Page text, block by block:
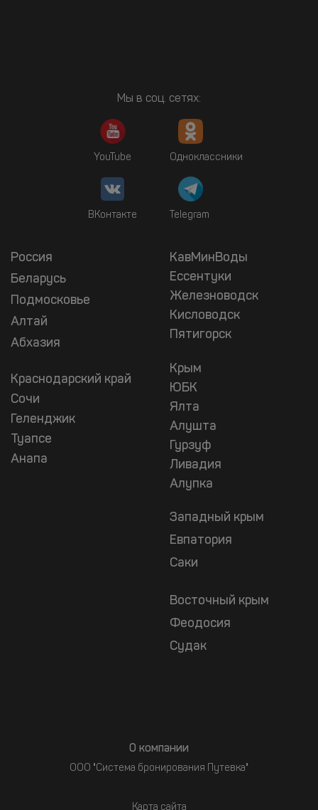
Мы в соц. сетях:
YouTube Одноклассники
ВКонтакте Telegram
Россия
Беларусь
Подмосковье
Алтай
Абхазия
Краснодарский край
Сочи
Геленджик
Туапсе
Анапа
КавМинВоды
Ессентуки
Железноводск
Кисловодск
Пятигорск
Крым
ЮБК
Ялта
Алушта
Гурзуф
Ливадия
Алупка
Западный крым
Евпатория
Саки
Восточный крым
Феодосия
Судак
О компании
ООО "Система бронирования Путевка"
Карта сайта